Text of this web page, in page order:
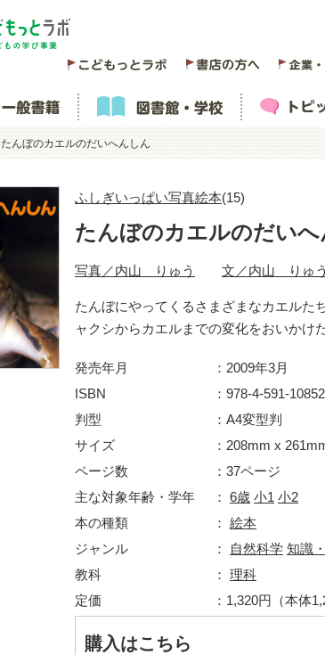
たんぼのカエルのだいへんしん
ふしぎいっぱい写真絵本(15)
たんぼのカエルのだいへ
写真／内山 りゅう 文／内山 りゅう
たんぼにやってくるさまざまなカエルた
ャクシからカエルまでの変化をおいかけ
発売年月
2009年3月
ISBN
978-4-591-
判型
A4変型判
サイズ
208mm x
ページ数
37ページ
主な対象年齢・学年
6歳 小1 小2
本の種類
絵本
ジャンル
自然科学 知識
教科
理科
定価
1,320円（本体
購入はこちら